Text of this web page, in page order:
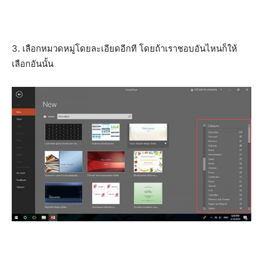
3. เลือกหมวดหมู่โดยละเอียดอีกที โดยถ้าเราชอบอันไหนก็ให้
เลือกอันนั้น